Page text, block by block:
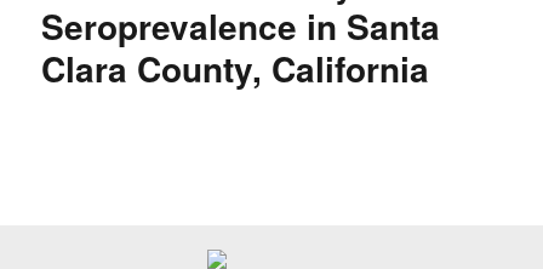
Seroprevalence in Santa
Clara County, California